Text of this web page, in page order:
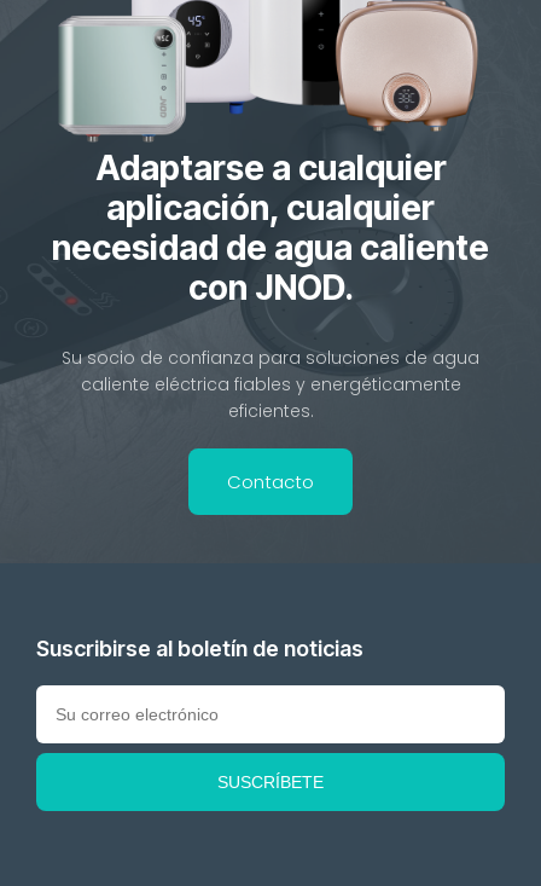
Adaptarse a cualquier
aplicación, cualquier
necesidad de agua caliente
con JNOD.
Su socio de confianza para soluciones de agua
caliente eléctrica fiables y energéticamente
eficientes.
Contacto
Suscribirse al boletín de noticias